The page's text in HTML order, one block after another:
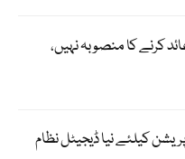
عائد کرنے کا منصوبہ نہیں،
آپریشن کیلئے نیا ڈیجیٹل نظام